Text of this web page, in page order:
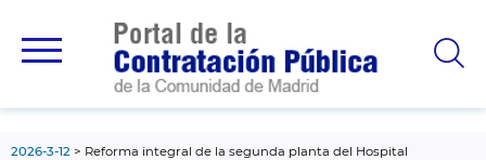
principal
2026-3-12
Reforma integral de la segunda planta del Hospital